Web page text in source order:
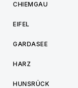
CHIEMGAU
EIFEL
GARDASEE
HARZ
HUNSRÜCK